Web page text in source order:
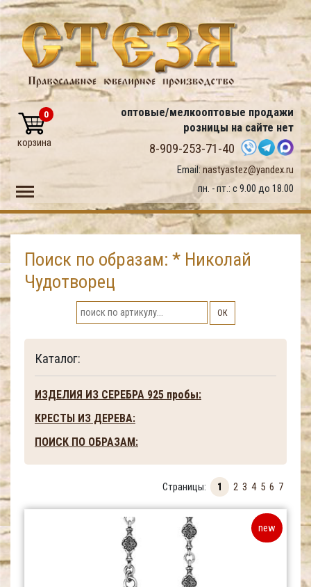
оптовые/мелкооптовые продажи
розницы на сайте нет
8-909-253-71-40
Email: nastyastez@yandex.ru
пн. - пт.: с 9.00 до 18.00
0
корзина
Toggle main menu visibility
Поиск по образам: * Николай
Чудотворец
ОК
Каталог:
ИЗДЕЛИЯ ИЗ СЕРЕБРА 925 пробы:
КРЕСТЫ ИЗ ДЕРЕВА:
ПОИСК ПО ОБРАЗАМ:
Страницы: 1 2 3 4 5 6 7
new